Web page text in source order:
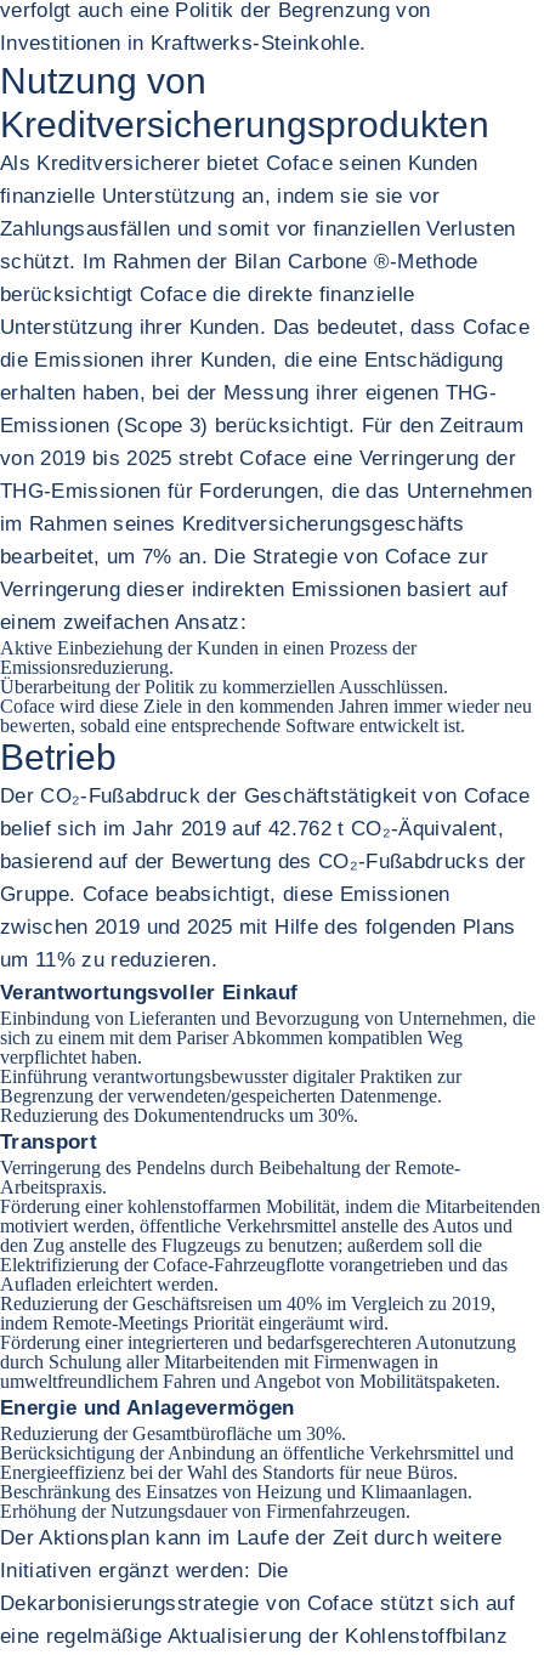
verfolgt auch eine Politik der Begrenzung von
Investitionen in Kraftwerks-Steinkohle.
Nutzung von
Kreditversicherungsprodukten
Als Kreditversicherer bietet Coface seinen Kunden
finanzielle Unterstützung an, indem sie sie vor
Zahlungsausfällen und somit vor finanziellen Verlusten
schützt. Im Rahmen der Bilan Carbone ®-Methode
berücksichtigt Coface die direkte finanzielle
Unterstützung ihrer Kunden. Das bedeutet, dass Coface
die Emissionen ihrer Kunden, die eine Entschädigung
erhalten haben, bei der Messung ihrer eigenen THG-
Emissionen (Scope 3) berücksichtigt. Für den Zeitraum
von 2019 bis 2025 strebt Coface eine Verringerung der
THG-Emissionen für Forderungen, die das Unternehmen
im Rahmen seines Kreditversicherungsgeschäfts
bearbeitet, um 7% an. Die Strategie von Coface zur
Verringerung dieser indirekten Emissionen basiert auf
einem zweifachen Ansatz:
Aktive Einbeziehung der Kunden in einen Prozess der
Emissionsreduzierung.
Überarbeitung der Politik zu kommerziellen Ausschlüssen.
Coface wird diese Ziele in den kommenden Jahren immer wieder neu
bewerten, sobald eine entsprechende Software entwickelt ist.
Betrieb
Der CO₂-Fußabdruck der Geschäftstätigkeit von Coface
belief sich im Jahr 2019 auf 42.762 t CO₂-Äquivalent,
basierend auf der Bewertung des CO₂-Fußabdrucks der
Gruppe. Coface beabsichtigt, diese Emissionen
zwischen 2019 und 2025 mit Hilfe des folgenden Plans
um 11% zu reduzieren.
Verantwortungsvoller Einkauf
Einbindung von Lieferanten und Bevorzugung von Unternehmen, die
sich zu einem mit dem Pariser Abkommen kompatiblen Weg
verpflichtet haben.
Einführung verantwortungsbewusster digitaler Praktiken zur
Begrenzung der verwendeten/gespeicherten Datenmenge.
Reduzierung des Dokumentendrucks um 30%.
Transport
Verringerung des Pendelns durch Beibehaltung der Remote-
Arbeitspraxis.
Förderung einer kohlenstoffarmen Mobilität, indem die Mitarbeitenden
motiviert werden, öffentliche Verkehrsmittel anstelle des Autos und
den Zug anstelle des Flugzeugs zu benutzen; außerdem soll die
Elektrifizierung der Coface-Fahrzeugflotte vorangetrieben und das
Aufladen erleichtert werden.
Reduzierung der Geschäftsreisen um 40% im Vergleich zu 2019,
indem Remote-Meetings Priorität eingeräumt wird.
Förderung einer integrierteren und bedarfsgerechteren Autonutzung
durch Schulung aller Mitarbeitenden mit Firmenwagen in
umweltfreundlichem Fahren und Angebot von Mobilitätspaketen.
Energie und Anlagevermögen
Reduzierung der Gesamtbürofläche um 30%.
Berücksichtigung der Anbindung an öffentliche Verkehrsmittel und
Energieeffizienz bei der Wahl des Standorts für neue Büros.
Beschränkung des Einsatzes von Heizung und Klimaanlagen.
Erhöhung der Nutzungsdauer von Firmenfahrzeugen.
Der Aktionsplan kann im Laufe der Zeit durch weitere
Initiativen ergänzt werden: Die
Dekarbonisierungsstrategie von Coface stützt sich auf
eine regelmäßige Aktualisierung der Kohlenstoffbilanz